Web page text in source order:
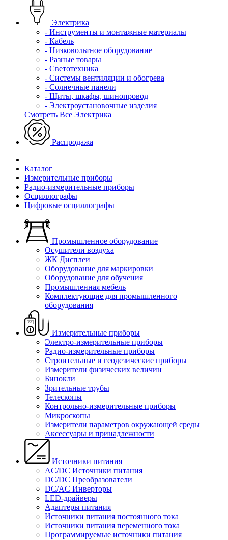
Электрика
- Инструменты и монтажные материалы
- Кабель
- Низковольтное оборудование
- Разные товары
- Светотехника
- Системы вентиляции и обогрева
- Солнечные панели
- Щиты, шкафы, шинопровод
- Электроустановочные изделия
Смотреть Все Электрика
Распродажа
Каталог
Измерительные приборы
Радио-измерительные приборы
Осциллографы
Цифровые осциллографы
Промышленное оборудование
Осушители воздуха
ЖК Дисплеи
Оборудование для маркировки
Оборудование для обучения
Промышленная мебель
Комплектующие для промышленного
оборудования
Измерительные приборы
Электро-измерительные приборы
Радио-измерительные приборы
Строительные и геодезические приборы
Измерители физических величин
Бинокли
Зрительные трубы
Телескопы
Контрольно-измерительные приборы
Микроскопы
Измерители параметров окружающей среды
Аксессуары и принадлежности
Источники питания
AC/DC Источники питания
DC/DC Преобразователи
DC/AC Инверторы
LED-драйверы
Адаптеры питания
Источники питания постоянного тока
Источники питания переменного тока
Программируемые источники питания